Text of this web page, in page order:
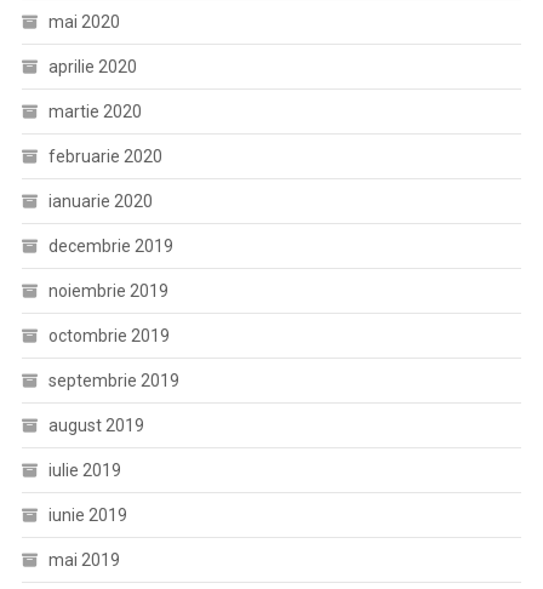
mai 2020
aprilie 2020
martie 2020
februarie 2020
ianuarie 2020
decembrie 2019
noiembrie 2019
octombrie 2019
septembrie 2019
august 2019
iulie 2019
iunie 2019
mai 2019